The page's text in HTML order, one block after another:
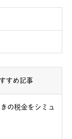
すめ記事
の税金をシミュ